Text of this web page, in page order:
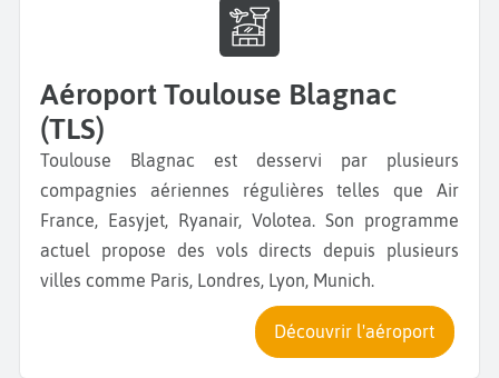
Aéroport Toulouse Blagnac
(TLS)
Toulouse Blagnac est desservi par plusieurs
compagnies aériennes régulières telles que Air
France, Easyjet, Ryanair, Volotea. Son programme
actuel propose des vols directs depuis plusieurs
villes comme Paris, Londres, Lyon, Munich.
Découvrir l'aéroport